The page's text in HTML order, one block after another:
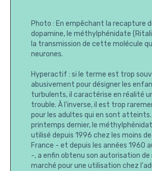
Photo : En empêchant la recapture
dopamine, le méthylphénidate
la transmission de cette molécule
neurones.
Hyperactif : si le terme est trop
abusivement pour désigner les
turbulents, il caractérise en réalité
trouble. À l'inverse, il est trop
pour les adultes qui en sont atteints.
printemps dernier, le
utilisé depuis 1996 chez les moins de
France - et depuis les années 1960
-, a enfin obtenu son autorisation de
marché pour une utilisation chez